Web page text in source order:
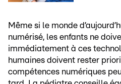
Même si le monde
numérisé, les enfants ne
immédiatement à ces
humaines doivent rester
compétences numériques